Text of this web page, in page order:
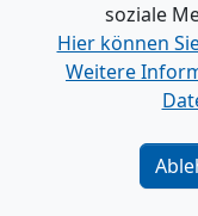
Bei Google
soziale
Hier können
Weitere